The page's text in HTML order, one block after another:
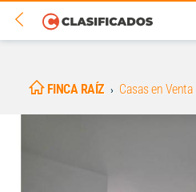
FINCA RAÍZ Casas en Venta